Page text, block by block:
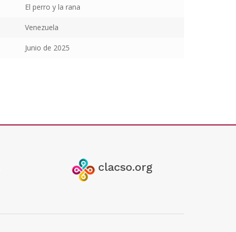
El perro y la rana
Venezuela
Junio de 2025
clacso.org